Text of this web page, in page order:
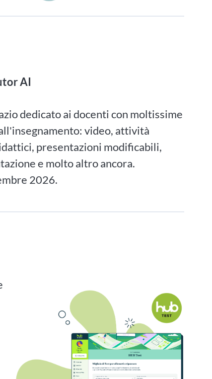
AI
dedicato ai docenti con moltissime
video, attività
presentazioni modificabili,
e molto altro ancora.
2026.